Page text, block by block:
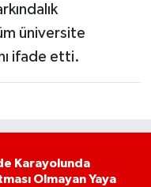
üniversite
ifade etti.
Karayolunda
Olmayan Yaya